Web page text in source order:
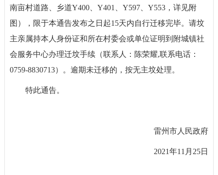
南亩村道路、乡道Y400、Y401、Y597、Y553，详见附
图），限于本通告发布之日起15天内自行迁移完毕。请坟
主亲属持本人身份证和所在村委会或单位证明到附城镇社
会服务中心办理迁坟手续（联系人：陈荣耀,联系电话：
0759-8830713）。逾期未迁移的，按无主坟处理。
特此通告。
雷州市人民政府
2021年11月25日